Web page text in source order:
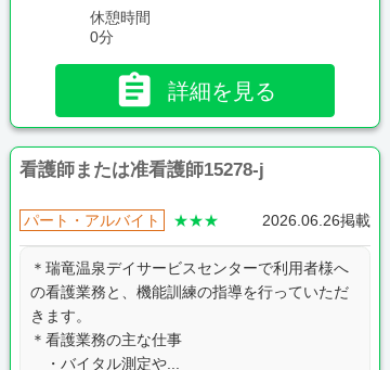
休憩時間
0分
 詳細を見る
看護師または准看護師15278-j
パート・アルバイト ★★★ 2026.06.26掲載
＊瑞竜温泉デイサービスセンターで利用者様へ
の看護業務と、機能訓練の指導を行っていただ
きます。
＊看護業務の主な仕事
・バイタル測定や...